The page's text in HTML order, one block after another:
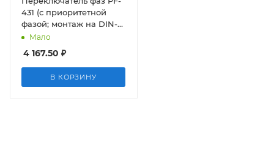
431 (с приоритетной
фазой; монтаж на DIN-
рейке 35мм
3х400/230+N 3х16А IP20)
F&F
Мало
4 167.50 ₽
В КОРЗИНУ